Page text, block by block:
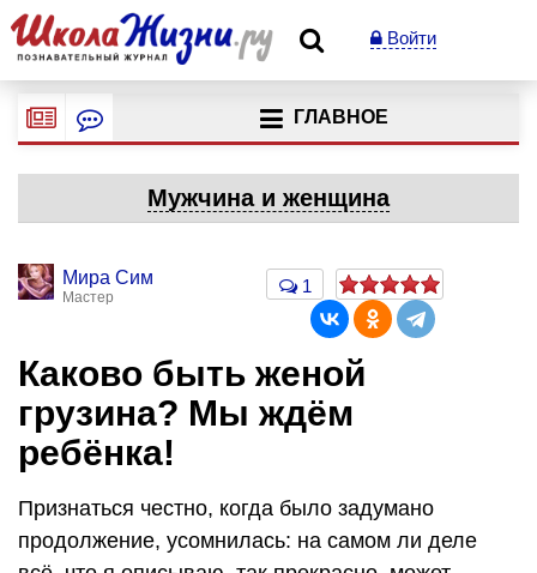
Войти
ГЛАВНОЕ
Мужчина и женщина
Мира Сим
Мастер
1
Каково быть женой
грузина? Мы ждём
ребёнка!
Признаться честно, когда было задумано
продолжение, усомнилась: на самом ли деле